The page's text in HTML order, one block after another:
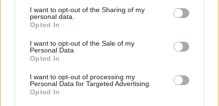
I want to opt-out of the Sharing of my
personal data.
Opted In
I want to opt-out of the Sale of my
Personal Data.
Opted In
I want to opt-out of processing my
Personal Data for Targeted Advertising.
Opted In
στο Ευρωπαϊκό Συνέδριο Παιδιατρικών
Λοιμώξεων.
Διαβάστε επίσης
ηλικιωμένο;» – Την απάντηση δίνει μελέτη 25
ετών